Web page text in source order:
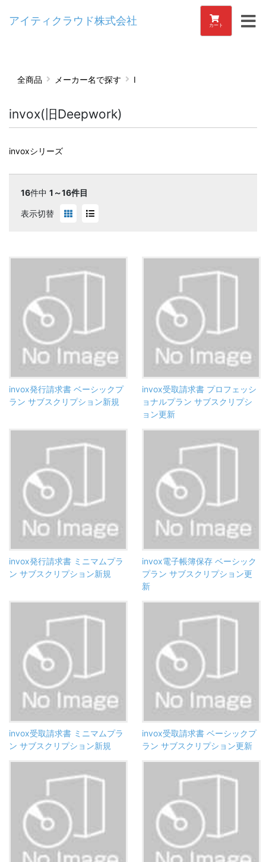
アイティクラウド株式会社 カート
全商品 メーカー名で探す I
invox(旧Deepwork)
invoxシリーズ
16件中 1～16件目
表示切替
invox発行請求書 ベーシックプ
ラン サブスクリプション新規
invox受取請求書 プロフェッシ
ョナルプラン サブスクリプシ
ョン更新
invox発行請求書 ミニマムプラ
ン サブスクリプション新規
invox電子帳簿保存 ベーシック
プラン サブスクリプション更
新
invox受取請求書 ミニマムプラ
ン サブスクリプション新規
invox受取請求書 ベーシックプ
ラン サブスクリプション更新